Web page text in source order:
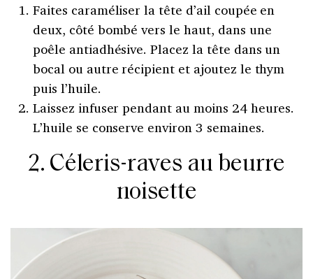
Faites caraméliser la tête d’ail coupée en
deux, côté bombé vers le haut, dans une
poêle antiadhésive. Placez la tête dans un
bocal ou autre récipient et ajoutez le thym
puis l’huile.
Laissez infuser pendant au moins 24 heures.
L’huile se conserve environ 3 semaines.
2. Céleris-raves au beurre
noisette